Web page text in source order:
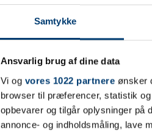
Samtykke
Ansvarlig brug af dine data
Vi og vores 1022 partnere ønsker
browser til præferencer, statistik
opbevarer og tilgår oplysninger på
annonce- og indholdsmåling, lave
af rPET polyester
Calliope - sort
Fra
moms
3563 på lager